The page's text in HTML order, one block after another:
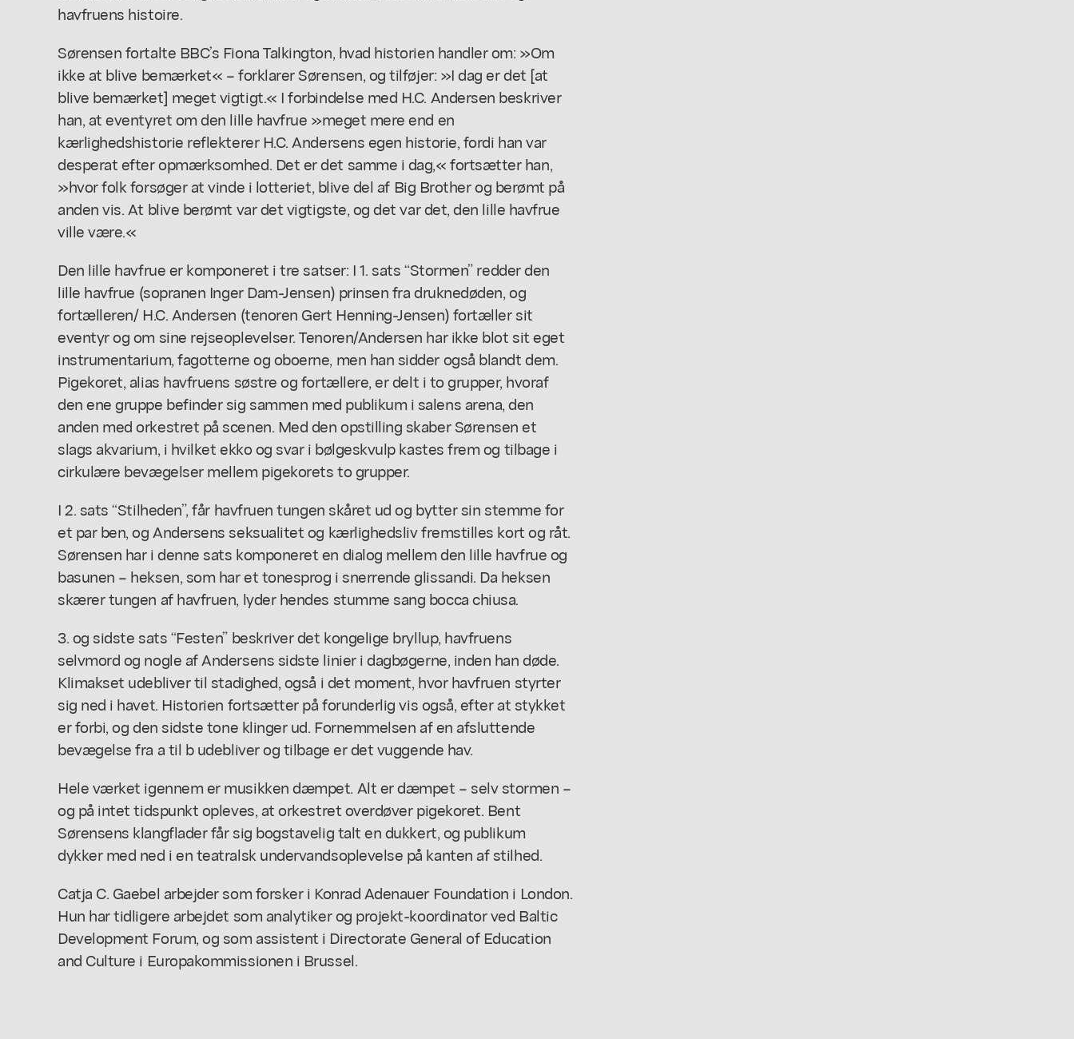
havfruens histoire.
Sørensen fortalte BBC’s Fiona Talkington, hvad historien handler om: »Om
ikke at blive bemærket« – forklarer Sørensen, og tilføjer: »I dag er det [at
blive bemærket] meget vigtigt.« I forbindelse med H.C. Andersen beskriver
han, at eventyret om den lille havfrue »meget mere end en
kærlighedshistorie reflekterer H.C. Andersens egen historie, fordi han var
desperat efter opmærksomhed. Det er det samme i dag,« fortsætter han,
»hvor folk forsøger at vinde i lotteriet, blive del af Big Brother og berømt på
anden vis. At blive berømt var det vigtigste, og det var det, den lille havfrue
ville være.«
Den lille havfrue er komponeret i tre satser: I 1. sats “Stormen” redder den
lille havfrue (sopranen Inger Dam-Jensen) prinsen fra druknedøden, og
fortælleren/ H.C. Andersen (tenoren Gert Henning-Jensen) fortæller sit
eventyr og om sine rejseoplevelser. Tenoren/Andersen har ikke blot sit eget
instrumentarium, fagotterne og oboerne, men han sidder også blandt dem.
Pigekoret, alias havfruens søstre og fortællere, er delt i to grupper, hvoraf
den ene gruppe befinder sig sammen med publikum i salens arena, den
anden med orkestret på scenen. Med den opstilling skaber Sørensen et
slags akvarium, i hvilket ekko og svar i bølgeskvulp kastes frem og tilbage i
cirkulære bevægelser mellem pigekorets to grupper.
I 2. sats “Stilheden”, får havfruen tungen skåret ud og bytter sin stemme for
et par ben, og Andersens seksualitet og kærlighedsliv fremstilles kort og råt.
Sørensen har i denne sats komponeret en dialog mellem den lille havfrue og
basunen – heksen, som har et tonesprog i snerrende glissandi. Da heksen
skærer tungen af havfruen, lyder hendes stumme sang bocca chiusa.
3. og sidste sats “Festen” beskriver det kongelige bryllup, havfruens
selvmord og nogle af Andersens sidste linier i dagbøgerne, inden han døde.
Klimakset udebliver til stadighed, også i det moment, hvor havfruen styrter
sig ned i havet. Historien fortsætter på forunderlig vis også, efter at stykket
er forbi, og den sidste tone klinger ud. Fornemmelsen af en afsluttende
bevægelse fra a til b udebliver og tilbage er det vuggende hav.
Hele værket igennem er musikken dæmpet. Alt er dæmpet – selv stormen –
og på intet tidspunkt opleves, at orkestret overdøver pigekoret. Bent
Sørensens klangflader får sig bogstavelig talt en dukkert, og publikum
dykker med ned i en teatralsk undervandsoplevelse på kanten af stilhed.
Catja C. Gaebel arbejder som forsker i Konrad Adenauer Foundation i London.
Hun har tidligere arbejdet som analytiker og projekt-koordinator ved Baltic
Development Forum, og som assistent i Directorate General of Education
and Culture i Europakommissionen i Brussel.